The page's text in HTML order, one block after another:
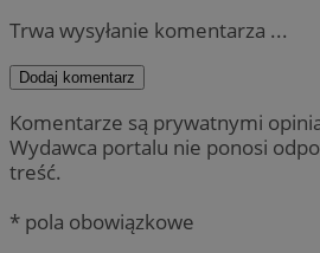
Trwa wysyłanie komentarza ...
Dodaj komentarz
Komentarze są prywatnymi
Wydawca portalu nie ponosi
treść.
* pola obowiązkowe